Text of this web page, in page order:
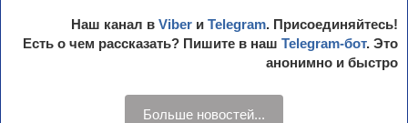
Наш канал в Viber и Telegram. Присоединяйтесь!
Есть о чем рассказать? Пишите в наш Telegram-бот. Это
анонимно и быстро
Больше новостей...